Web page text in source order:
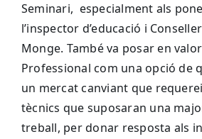
Seminari, especialment als
l’inspector d’educació i
Monge. També va posar en
Professional com una opció de
un mercat canviant que
tècnics que suposaran una
treball, per donar resposta als